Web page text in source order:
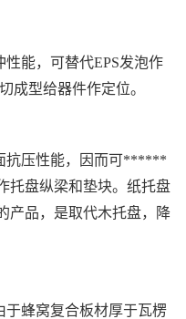
能，可替代EPS发泡作
成型给器件作定位。
抗压性能，因而可******
托盘纵梁和垫块。纸托盘
产品，是取代木托盘，降
于蜂窝复合板材厚于瓦楞